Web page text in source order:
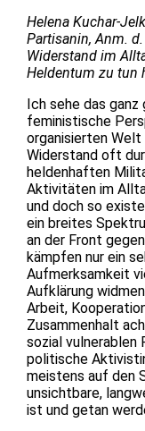
Helena Kuchar-
Partisanin, Anm.
Widerstand im
Heldentum zu tun
Ich sehe das ganz
feministische
organisierten
Widerstand oft
heldenhaften
Aktivitäten im
und doch so
ein breites
an der Front
kämpfen nur ein
Aufmerksamkeit
Aufklärung
Arbeit,
Zusammenhalt
sozial vulnerablen
politische
meistens auf den
unsichtbare,
ist und getan